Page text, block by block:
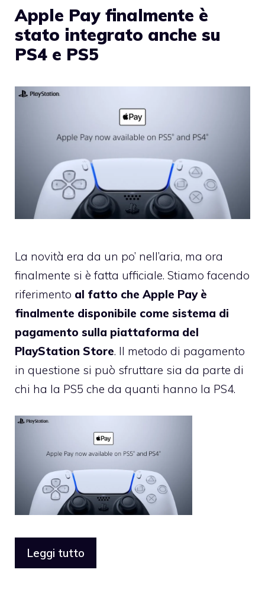
Apple Pay finalmente è
stato integrato anche su
PS4 e PS5
La novità era da un po’ nell’aria, ma ora
finalmente si è fatta ufficiale. Stiamo facendo
riferimento al fatto che Apple Pay è
finalmente disponibile come sistema di
pagamento sulla piattaforma del
PlayStation Store. Il metodo di pagamento
in questione si può sfruttare sia da parte di
chi ha la PS5 che da quanti hanno la PS4.
Leggi tutto